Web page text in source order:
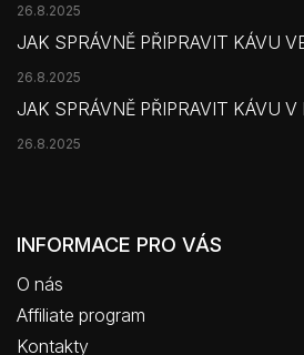
26.8.2025
JAK SPRÁVNĚ PŘIPRAVIT KÁVU
26.8.2025
JAK SPRÁVNĚ PŘIPRAVIT KÁVU
26.8.2025
INFORMACE PRO VÁS
O nás
Affiliate program
Kontakty